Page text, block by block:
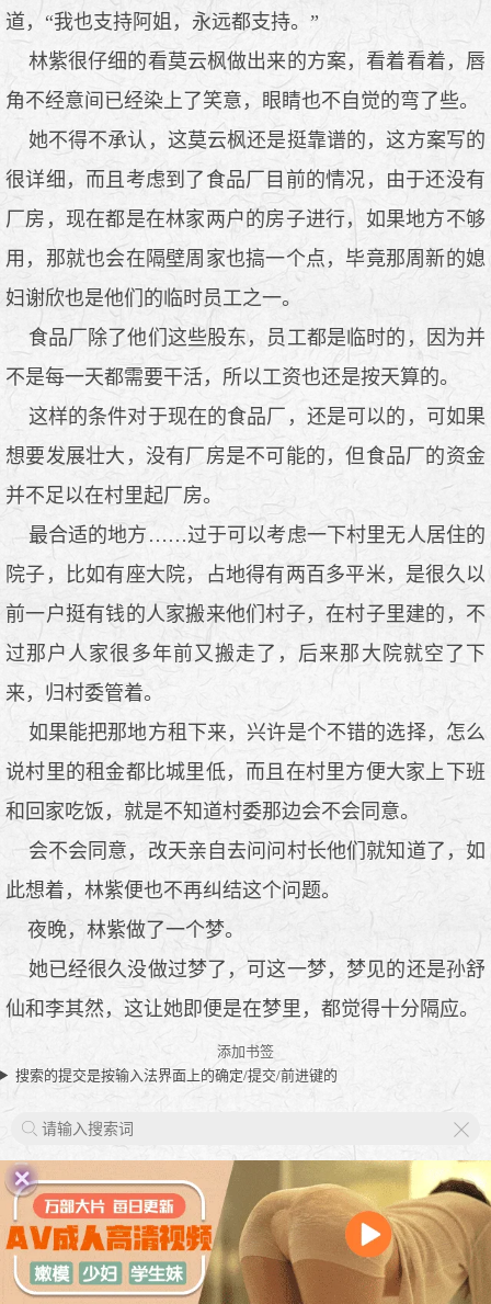
道，“我也支持阿姐，永远都支持。”
林紫很仔细的看莫云枫做出来的方案，看着看着，唇
角不经意间已经染上了笑意，眼睛也不自觉的弯了些。
她不得不承认，这莫云枫还是挺靠谱的，这方案写的
很详细，而且考虑到了食品厂目前的情况，由于还没有
厂房，现在都是在林家两户的房子进行，如果地方不够
用，那就也会在隔壁周家也搞一个点，毕竟那周新的媳
妇谢欣也是他们的临时员工之一。
食品厂除了他们这些股东，员工都是临时的，因为并
不是每一天都需要干活，所以工资也还是按天算的。
这样的条件对于现在的食品厂，还是可以的，可如果
想要发展壮大，没有厂房是不可能的，但食品厂的资金
并不足以在村里起厂房。
最合适的地方……过于可以考虑一下村里无人居住的
院子，比如有座大院，占地得有两百多平米，是很久以
前一户挺有钱的人家搬来他们村子，在村子里建的，不
过那户人家很多年前又搬走了，后来那大院就空了下
来，归村委管着。
如果能把那地方租下来，兴许是个不错的选择，怎么
说村里的租金都比城里低，而且在村里方便大家上下班
和回家吃饭，就是不知道村委那边会不会同意。
会不会同意，改天亲自去问问村长他们就知道了，如
此想着，林紫便也不再纠结这个问题。
夜晚，林紫做了一个梦。
她已经很久没做过梦了，可这一梦，梦见的还是孙舒
仙和李其然，这让她即便是在梦里，都觉得十分隔应。
添加书签
搜索的提交是按输入法界面上的确定/提交/前进键的